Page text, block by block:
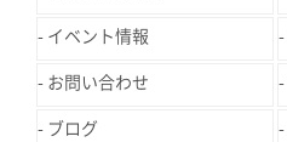
イベント情報
お問い合わせ
ブログ